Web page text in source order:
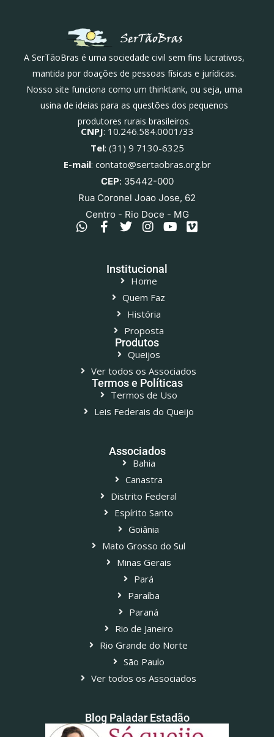
A SerTãoBras é uma sociedade civil sem fins lucrativos,
mantida por doações de pessoas físicas e jurídicas.
Nosso site funciona como um thinktank, ou seja, uma
usina de ideias para as questões dos pequenos
produtores rurais brasileiros.
CNPJ: 10.246.584.0001/33
Tel: (31) 9 7130-6325
E-mail: contato@sertaobras.org.br
CEP: 35442-000
Rua Coronel Joao Jose, 62
Centro - Rio Doce - MG
Institucional
Home
Quem Faz
História
Proposta
Produtos
Queijos
Ver todos os Associados
Termos e Políticas
Termos de Uso
Leis Federais do Queijo
Associados
Bahia
Canastra
Distrito Federal
Espírito Santo
Goiânia
Mato Grosso do Sul
Minas Gerais
Pará
Paraíba
Paraná
Rio de Janeiro
Rio Grande do Norte
São Paulo
Ver todos os Associados
Blog Paladar Estadão